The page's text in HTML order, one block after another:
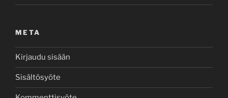
META
Kirjaudu sisään
Sisältösyöte